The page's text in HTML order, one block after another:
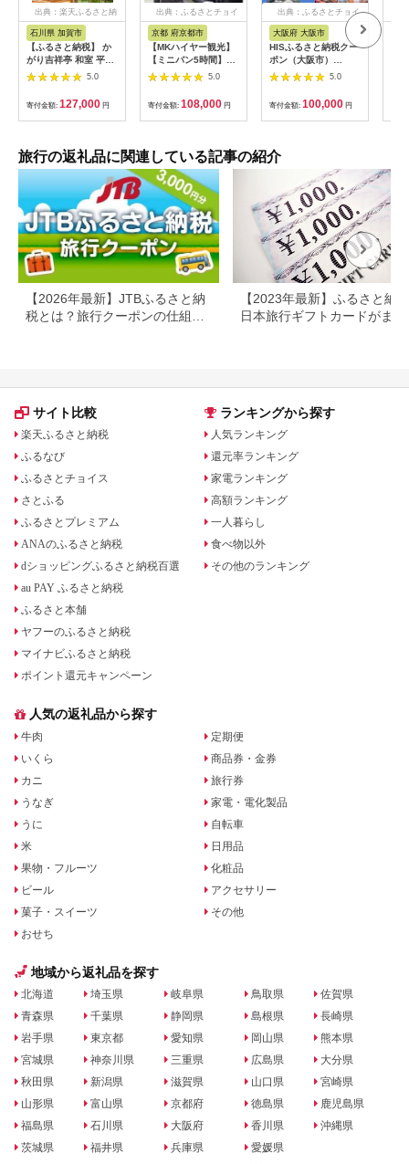
出典：楽天ふるさと納
石川県 加賀市
【ふるさと納税】 か
がり吉祥亭 和室 平日
限定 ペア宿泊券 1泊2
食付 2名 ペア 食事付
温泉 宿泊券 旅行 トラ
ベル 宿泊 宿泊施設 宿
レジャー F6P-0991
5.0
寄付金額: 127,000 円
出典：ふるさとチョイ
京都 府京都市
【MKハイヤー観光】
【ミニバン5時間】ド
ライバーとめぐるとっ
ておきの京都観光（3
／21-6／20・10／1-
11／30）
5.0
寄付金額: 108,000 円
出典：ふるさとチョイ
大阪府 大阪市
HISふるさと納税クー
ポン（大阪市）
30,000円分_OS039-
5.0
寄付金額: 100,000 円
旅行の返礼品に関連している記事の紹介
【2026年最新】JTBふるさと納
税とは？旅行クーポンの仕組
【2023年最新】ふるさと納
日本旅行ギフトカードがまだ
サイト比較
楽天ふるさと納税
ふるなび
ふるさとチョイス
さとふる
ふるさとプレミアム
ANAのふるさと納税
dショッピングふるさと納税百選
au PAY ふるさと納税
ふるさと本舗
ヤフーのふるさと納税
マイナビふるさと納税
ポイント還元キャンペーン
ランキングから探す
人気ランキング
還元率ランキング
家電ランキング
高額ランキング
一人暮らし
食べ物以外
その他のランキング
人気の返礼品から探す
牛肉
いくら
カニ
うなぎ
うに
米
果物・フルーツ
ビール
菓子・スイーツ
おせち
定期便
商品券・金券
旅行券
家電・電化製品
自転車
日用品
化粧品
アクセサリー
その他
地域から返礼品を探す
北海道
青森県
岩手県
宮城県
秋田県
山形県
福島県
茨城県
埼玉県
千葉県
東京都
神奈川県
新潟県
富山県
石川県
福井県
岐阜県
静岡県
愛知県
三重県
滋賀県
京都府
大阪府
兵庫県
鳥取県
島根県
岡山県
広島県
山口県
徳島県
香川県
愛媛県
佐賀県
長崎県
熊本県
大分県
宮崎県
鹿児島県
沖縄県